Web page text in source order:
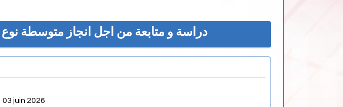
دراسة و متابعة من اجل انجاز متوسطة نوع 4/200 وجبة بمنطقة مراكسن بلدية دبداب
03 juin 2026